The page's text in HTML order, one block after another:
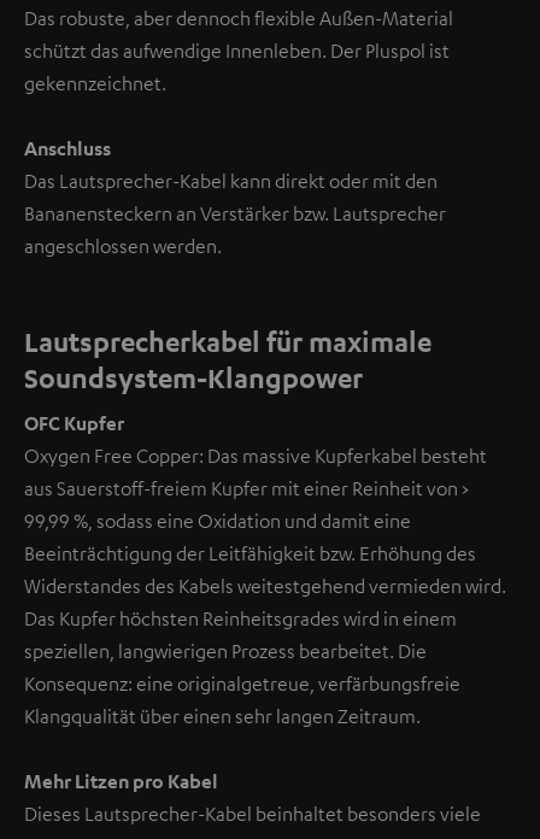
Das robuste, aber dennoch flexible Außen-Material
schützt das aufwendige Innenleben. Der Pluspol ist
gekennzeichnet.
Anschluss
Das Lautsprecher-Kabel kann direkt oder mit den
Bananensteckern an Verstärker bzw. Lautsprecher
angeschlossen werden.
Lautsprecherkabel für maximale
Soundsystem-Klangpower
OFC Kupfer
Oxygen Free Copper: Das massive Kupferkabel besteht
aus Sauerstoff-freiem Kupfer mit einer Reinheit von >
99,99 %, sodass eine Oxidation und damit eine
Beeinträchtigung der Leitfähigkeit bzw. Erhöhung des
Widerstandes des Kabels weitestgehend vermieden wird.
Das Kupfer höchsten Reinheitsgrades wird in einem
speziellen, langwierigen Prozess bearbeitet. Die
Konsequenz: eine originalgetreue, verfärbungsfreie
Klangqualität über einen sehr langen Zeitraum.
Mehr Litzen pro Kabel
Dieses Lautsprecher-Kabel beinhaltet besonders viele